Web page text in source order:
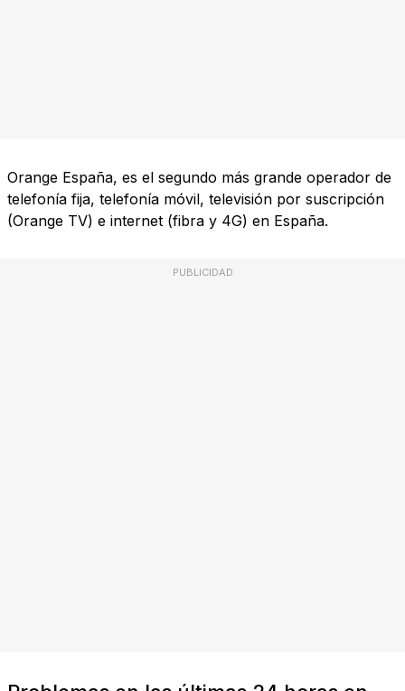
Orange España, es el segundo más grande operador de
telefonía fija, telefonía móvil, televisión por suscripción
(Orange TV) e internet (fibra y 4G) en España.
PUBLICIDAD